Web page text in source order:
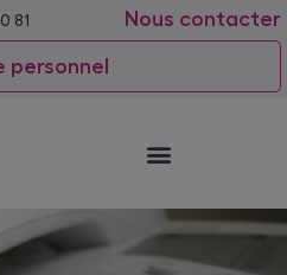
81 Nous contacter
personnel